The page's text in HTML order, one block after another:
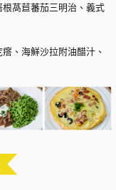
萵苣蕃茄三明治、義式
、海鮮沙拉附油醋汁、